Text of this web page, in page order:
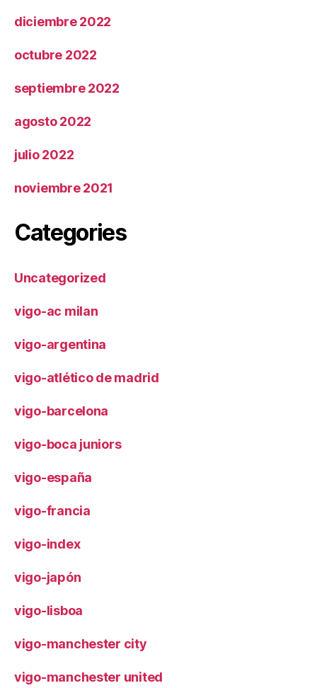
diciembre 2022
octubre 2022
septiembre 2022
agosto 2022
julio 2022
noviembre 2021
Categories
Uncategorized
vigo-ac milan
vigo-argentina
vigo-atlético de madrid
vigo-barcelona
vigo-boca juniors
vigo-españa
vigo-francia
vigo-index
vigo-japón
vigo-lisboa
vigo-manchester city
vigo-manchester united